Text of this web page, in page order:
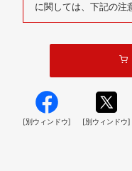
に関しては、下記の注
[別ウィンドウ] [別ウィンドウ]